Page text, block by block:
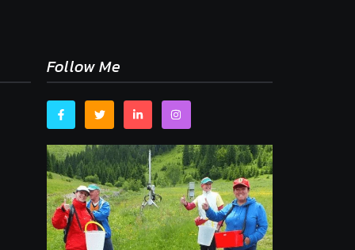
Follow Me